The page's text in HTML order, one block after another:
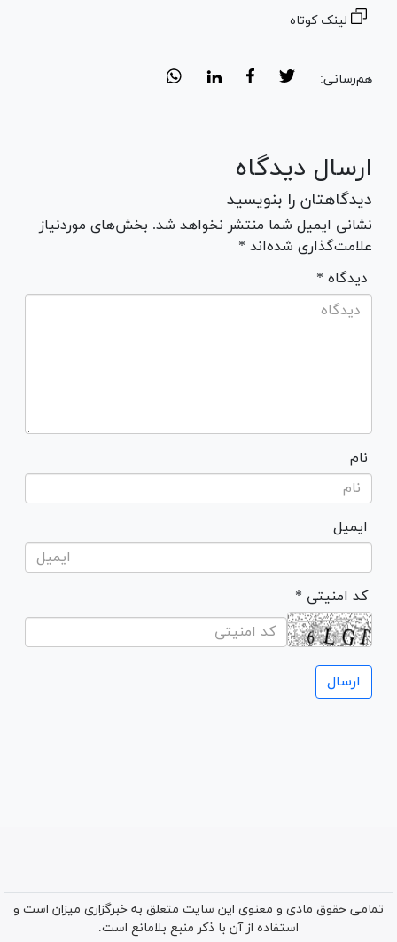
لینک کوتاه
هم‌رسانی:
ارسال دیدگاه
دیدگاهتان را بنویسید
نشانی ایمیل شما منتشر نخواهد شد. بخش‌های موردنیاز
علامت‌گذاری شده‌اند *
* دیدگاه
نام
ایمیل
* کد امنیتی
تمامی حقوق مادی و معنوی این سایت متعلق به خبرگزاری میزان است و
استفاده از آن با ذکر منبع بلامانع است.